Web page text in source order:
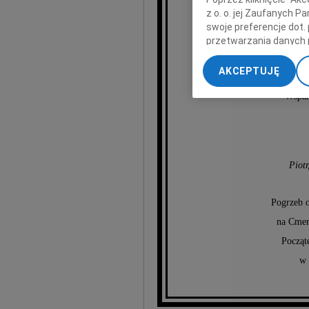
Anna
Pogrzeb
na
w
z o. o. jej Zaufanych
swoje preferencje dot.
przetwarzania danych
„Ustawienia
My, nasi Zaufani
dokładnych danych
Przechowywanie
AKCEPTUJĘ